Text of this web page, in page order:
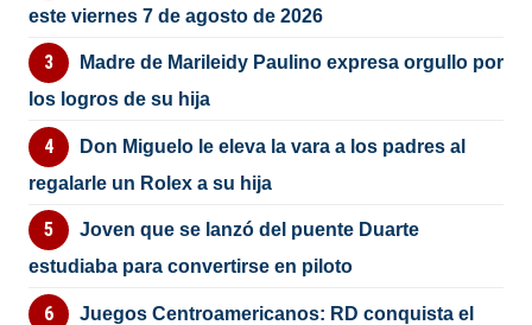
este viernes 7 de agosto de 2026
Madre de Marileidy Paulino expresa orgullo por
los logros de su hija
Don Miguelo le eleva la vara a los padres al
regalarle un Rolex a su hija
Joven que se lanzó del puente Duarte
estudiaba para convertirse en piloto
Juegos Centroamericanos: RD conquista el